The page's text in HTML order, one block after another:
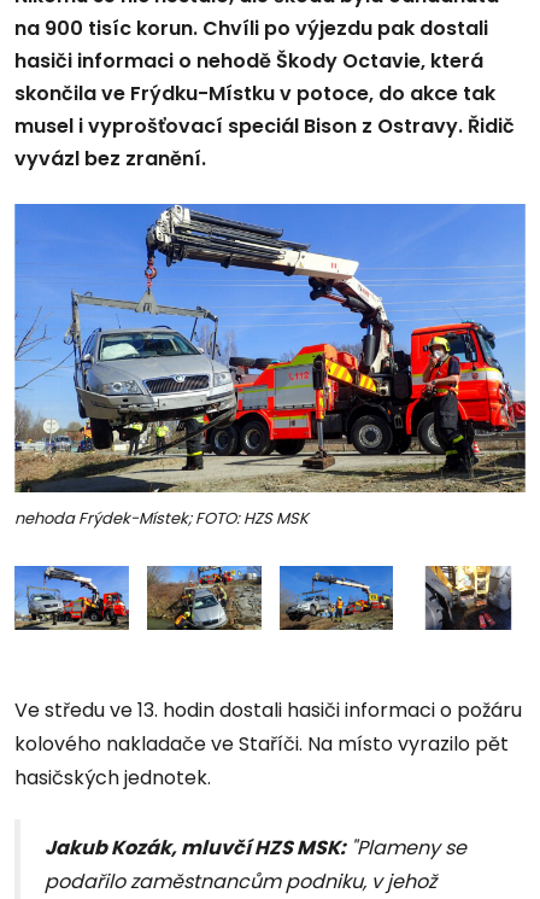
na 900 tisíc korun. Chvíli po výjezdu pak dostali
hasiči informaci o nehodě Škody Octavie, která
skončila ve Frýdku-Místku v potoce, do akce tak
musel i vyprošťovací speciál Bison z Ostravy. Řidič
vyvázl bez zranění.
nehoda Frýdek-Místek; FOTO: HZS MSK
Ve středu ve 13. hodin dostali hasiči informaci o požáru
kolového nakladače ve Staříči. Na místo vyrazilo pět
hasičských jednotek.
Jakub Kozák, mluvčí HZS MSK:"Plameny se
podařilo zaměstnancům podniku, v jehož